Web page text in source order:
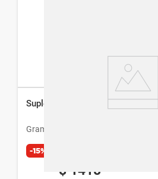
Suplemento Dietario Gramón
Gramon Bago
-15%
$ 1418